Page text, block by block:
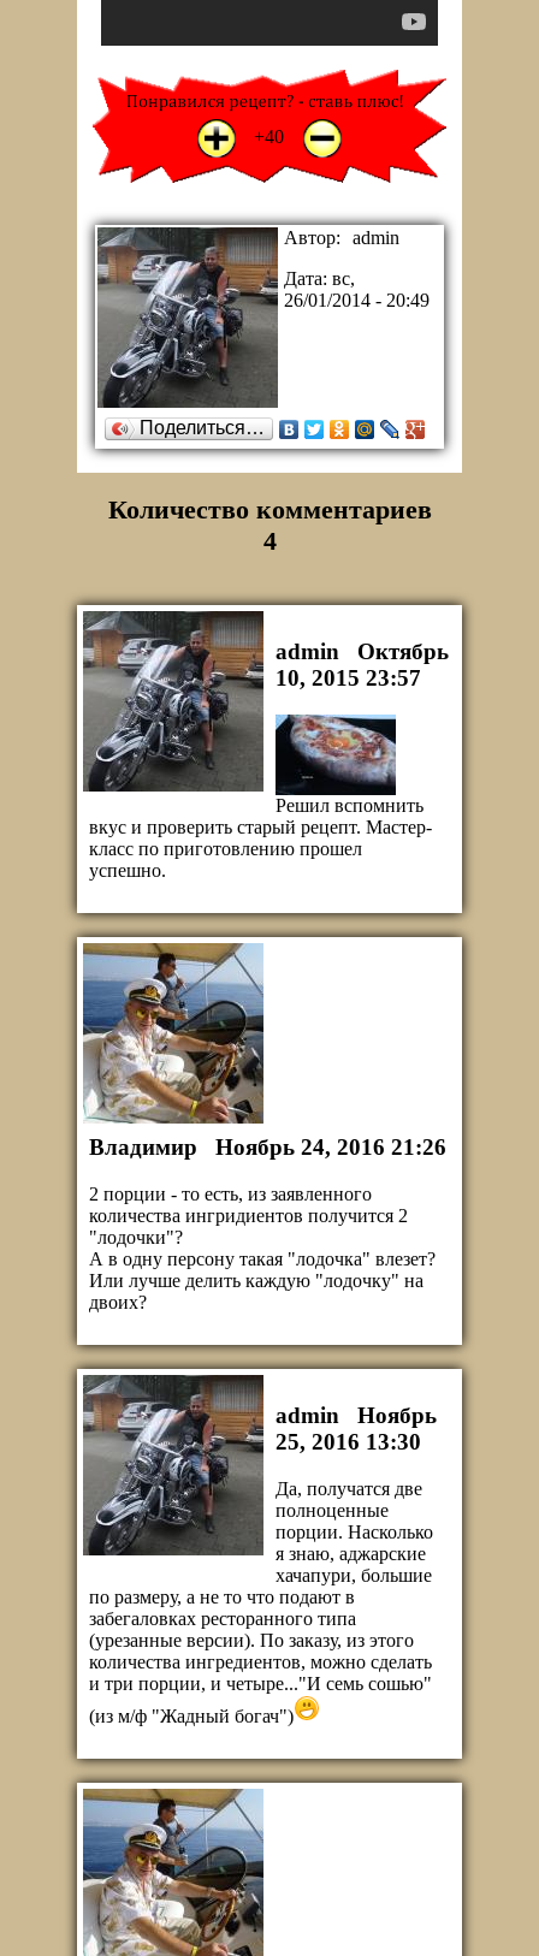
+1
+40 -1
Автор:
admin
Дата: вс,
26/01/2014 - 20:49
Поделиться…
Количество комментариев
4
admin
Октябрь
10, 2015 23:57
Решил вспомнить
вкус и проверить старый рецепт. Мастер-
класс по приготовлению прошел
успешно.
Владимир Ноябрь 24, 2016 21:26
2 порции - то есть, из заявленного
количества ингридиентов получится 2
"лодочки"?
А в одну персону такая "лодочка" влезет?
Или лучше делить каждую "лодочку" на
двоих?
admin
Ноябрь
25, 2016 13:30
Да, получатся две
полноценные
порции. Насколько
я знаю, аджарские
хачапури, большие
по размеру, а не то что подают в
забегаловках ресторанного типа
(урезанные версии). По заказу, из этого
количества ингредиентов, можно сделать
и три порции, и четыре..."И семь сошью"
(из м/ф "Жадный богач")